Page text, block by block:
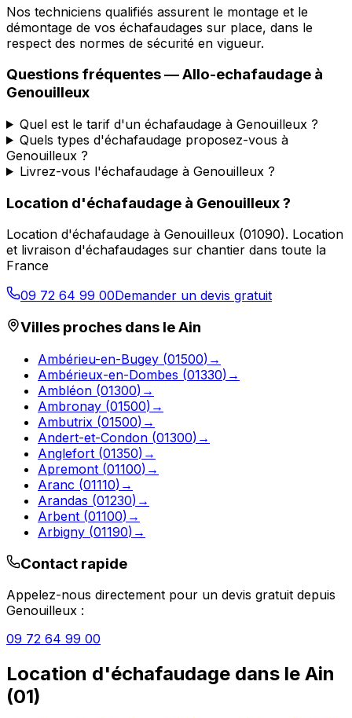
Nos techniciens qualifiés assurent le montage et le
démontage de vos échafaudages sur place, dans le
respect des normes de sécurité en vigueur.
Questions fréquentes —Allo-echafaudage à
Genouilleux
Quel est le tarif d'un échafaudage à Genouilleux ?
Quels types d'échafaudage proposez-vous à
Genouilleux ?
Livrez-vous l'échafaudage à Genouilleux ?
Location d'échafaudage à Genouilleux?
Location d'échafaudage à Genouilleux (01090). Location
et livraison d'échafaudages sur chantier dans toute la
France
09 72 64 99 00Demander un devis gratuit
Villes proches dans leAin
Ambérieu-en-Bugey (01500) →
Ambérieux-en-Dombes (01330) →
Ambléon (01300) →
Ambronay (01500) →
Ambutrix (01500) →
Andert-et-Condon (01300) →
Anglefort (01350) →
Apremont (01100) →
Aranc (01110) →
Arandas (01230) →
Arbent (01100) →
Arbigny (01190) →
Contact rapide
Appelez-nous directement pour un devis gratuit depuis
Genouilleux :
09 72 64 99 00
Location d'échafaudage dans le Ain
(01)